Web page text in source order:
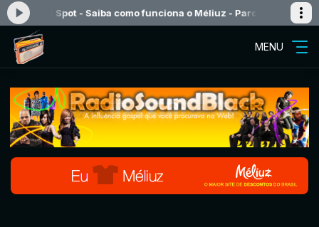
- Saiba como funciona o Méliuz - ParceirosProgramação
MENU